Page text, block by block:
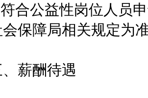
公益性岗位人员申
保障局相关规定为
酬待遇